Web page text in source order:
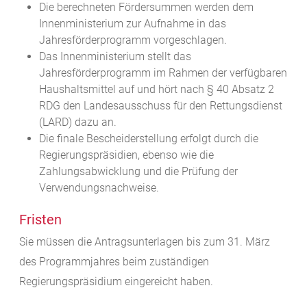
Die berechneten Fördersummen werden dem
Innenministerium zur Aufnahme in das
Jahresförderprogramm vorgeschlagen.
Das Innenministerium stellt das
Jahresförderprogramm im Rahmen der verfügbaren
Haushaltsmittel auf und hört nach § 40 Absatz 2
RDG den Landesausschuss für den Rettungsdienst
(LARD) dazu an.
Die finale Bescheiderstellung erfolgt durch die
Regierungspräsidien, ebenso wie die
Zahlungsabwicklung und die Prüfung der
Verwendungsnachweise.
Fristen
Sie müssen die Antragsunterlagen bis zum 31. März
des Programmjahres beim zuständigen
Regierungspräsidium eingereicht haben.